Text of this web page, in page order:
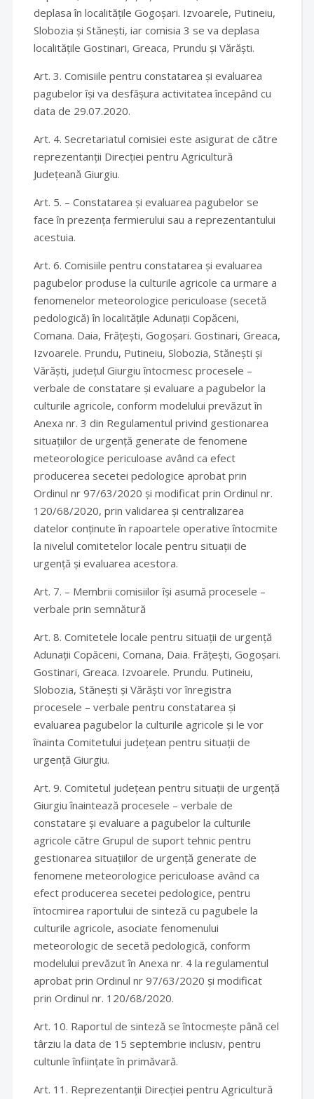
deplasa în localitățile Gogoșari. Izvoarele, Putineiu,
Slobozia și Stănești, iar comisia 3 se va deplasa
localitățile Gostinari, Greaca, Prundu și Vărăști.
Art. 3. Comisiile pentru constatarea și evaluarea
pagubelor își va desfășura activitatea începând cu
data de 29.07.2020.
Art. 4. Secretariatul comisiei este asigurat de către
reprezentanții Direcției pentru Agricultură
Județeană Giurgiu.
Art. 5. – Constatarea și evaluarea pagubelor se
face în prezența fermierului sau a reprezentantului
acestuia.
Art. 6. Comisiile pentru constatarea și evaluarea
pagubelor produse la culturile agricole ca urmare a
fenomenelor meteorologice periculoase (secetă
pedologică) în localitățile Adunații Copăceni,
Comana. Daia, Frățești, Gogoșari. Gostinari, Greaca,
Izvoarele. Prundu, Putineiu, Slobozia, Stănești și
Vărăști, județul Giurgiu întocmesc procesele –
verbale de constatare și evaluare a pagubelor la
culturile agricole, conform modelului prevăzut în
Anexa nr. 3 din Regulamentul privind gestionarea
situațiilor de urgență generate de fenomene
meteorologice periculoase având ca efect
producerea secetei pedologice aprobat prin
Ordinul nr 97/63/2020 și modificat prin Ordinul nr.
120/68/2020, prin validarea și centralizarea
datelor conținute în rapoartele operative întocmite
la nivelul comitetelor locale pentru situații de
urgență și evaluarea acestora.
Art. 7. – Membrii comisiilor își asumă procesele –
verbale prin semnătură
Art. 8. Comitetele locale pentru situații de urgență
Adunații Copăceni, Comana, Daia. Frățești, Gogoșari.
Gostinari, Greaca. Izvoarele. Prundu. Putineiu,
Slobozia, Stănești și Vărăști vor înregistra
procesele – verbale pentru constatarea și
evaluarea pagubelor la culturile agricole și le vor
înainta Comitetului județean pentru situații de
urgență Giurgiu.
Art. 9. Comitetul județean pentru situații de urgență
Giurgiu înaintează procesele – verbale de
constatare și evaluare a pagubelor la culturile
agricole către Grupul de suport tehnic pentru
gestionarea situațiilor de urgență generate de
fenomene meteorologice periculoase având ca
efect producerea secetei pedologice, pentru
întocmirea raportului de sinteză cu pagubele la
culturile agricole, asociate fenomenului
meteorologic de secetă pedologică, conform
modelului prevăzut în Anexa nr. 4 la regulamentul
aprobat prin Ordinul nr 97/63/2020 și modificat
prin Ordinul nr. 120/68/2020.
Art. 10. Raportul de sinteză se întocmește până cel
târziu la data de 15 septembrie inclusiv, pentru
cultunle înființate în primăvară.
Art. 11. Reprezentanții Direcției pentru Agricultură